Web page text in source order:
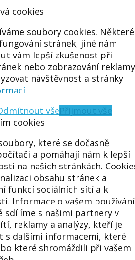
cookies
soubory cookies. Některé
stránek, jiné nám
vám lepší zkušenost při
nebo zobrazování
návštěvnost a stránky
všePřijmout vše
cookies
které se dočasně
a pomáhají nám k lepší
na našich stránkách.
obsahu stránek a
funkcí sociálních sítí a k
Informace o vašem používání
sdílíme s našimi partnery v
reklamy a analýzy, kteří je
s dalšími informacemi, které
které shromáždili při vašem